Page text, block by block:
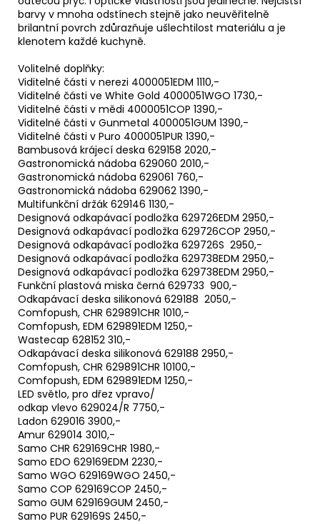
barvy v mnoha odstínech stejně jako neuvěřitelně
brilantní povrch zdůrazňuje ušlechtilost materiálu a je
klenotem každé kuchyně.
Volitelné doplňky:
Viditelné části v nerezi 4000051EDM 1110,-
Viditelné části ve White Gold 4000051WGO 1730,-
Viditelné části v mědi 4000051COP 1390,-
Viditelné části v Gunmetal 4000051GUM 1390,-
Viditelné části v Puro 4000051PUR 1390,-
Bambusová krájecí deska 629158 2020,-
Gastronomická nádoba 629060 2010,-
Gastronomická nádoba 629061 760,-
Gastronomická nádoba 629062 1390,-
Multifunkční držák 629146 1130,-
Designová odkapávací podložka 629726EDM 2950,-
Designová odkapávací podložka 629726COP 2950,-
Designová odkapávací podložka 629726S 2950,-
Designová odkapávací podložka 629738EDM 2950,-
Designová odkapávací podložka 629738EDM 2950,-
Funkční plastová miska černá 629733 900,-
Odkapávací deska silikonová 629188 2050,-
Comfopush, CHR 629891CHR 1010,-
Comfopush, EDM 629891EDM 1250,-
Wastecap 628152 310,-
Odkapávací deska silikonová 629188 2950,-
Comfopush, CHR 629891CHR 10100,-
Comfopush, EDM 629891EDM 1250,-
LED světlo, pro dřez vpravo/
odkap vlevo 629024/R 7750,-
Ladon 629016 3900,-
Amur 629014 3010,-
Samo CHR 629169CHR 1980,-
Samo EDO 629169EDM 2230,-
Samo WGO 629169WGO 2450,-
Samo COP 629169COP 2450,-
Samo GUM 629169GUM 2450,-
Samo PUR 629169S 2450,-